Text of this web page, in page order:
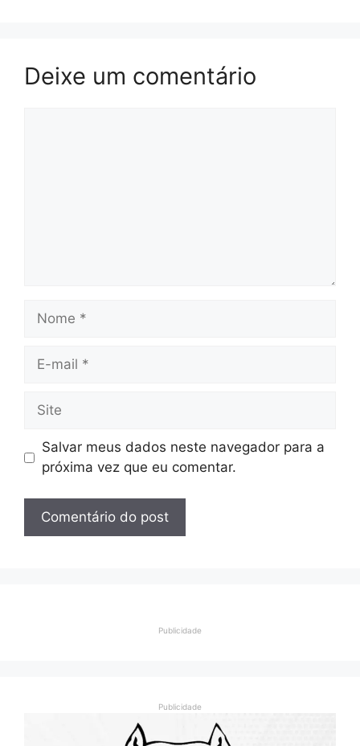
Deixe um comentário
Nome
Site
Salvar meus dados neste navegador para a
próxima vez que eu comentar.
Publicidade
Publicidade